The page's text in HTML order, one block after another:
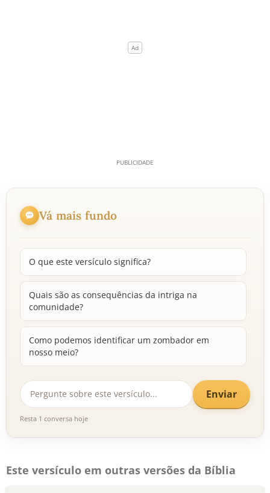
Vá mais fundo
O que este versículo significa?
Quais são as consequências da intriga na
comunidade?
Como podemos identificar um zombador em
nosso meio?
Enviar
Resta 1 conversa hoje
Este versículo em outras versões da Bíblia